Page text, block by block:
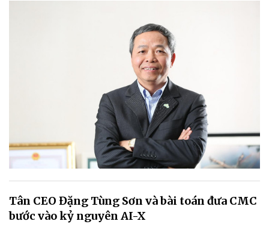
Tân CEO Đặng Tùng Sơn và bài toán đưa CMC
bước vào kỷ nguyên AI-X